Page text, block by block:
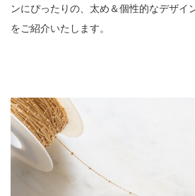
ンにぴったりの、太め＆個性的なデザイ
をご紹介いたします。